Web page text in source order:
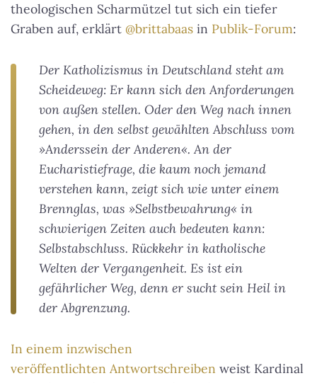
theologischen Scharmützel tut sich ein tiefer
Graben auf, erklärt @brittabaas in Publik-Forum:
Der Katholizismus in Deutschland steht am
Scheideweg: Er kann sich den Anforderungen
von außen stellen. Oder den Weg nach innen
gehen, in den selbst gewählten Abschluss vom
»Anderssein der Anderen«. An der
Eucharistiefrage, die kaum noch jemand
verstehen kann, zeigt sich wie unter einem
Brennglas, was »Selbstbewahrung« in
schwierigen Zeiten auch bedeuten kann:
Selbstabschluss. Rückkehr in katholische
Welten der Vergangenheit. Es ist ein
gefährlicher Weg, denn er sucht sein Heil in
der Abgrenzung.
In einem inzwischen
veröffentlichten Antwortschreiben weist Kardinal